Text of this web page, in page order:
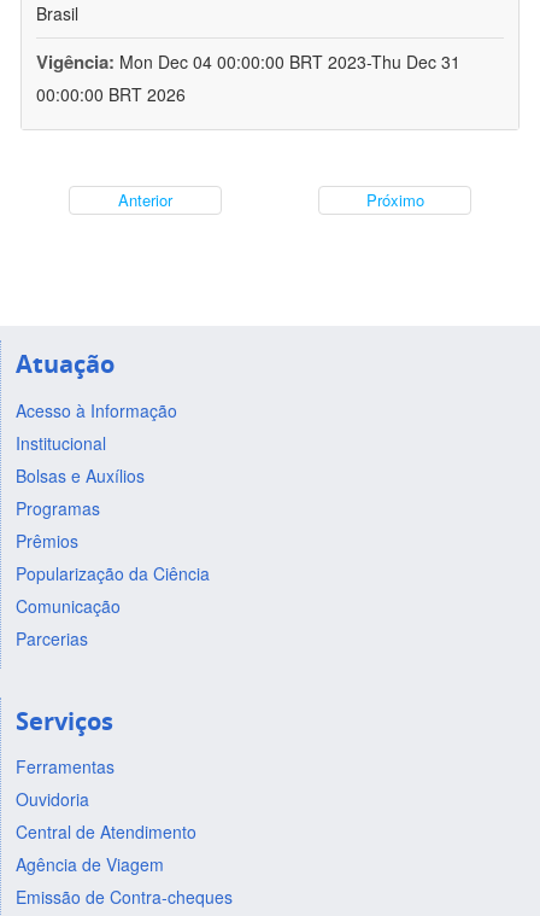
Brasil
Vigência: Mon Dec 04 00:00:00 BRT 2023-Thu Dec 31
00:00:00 BRT 2026
Anterior Próximo
Atuação
Acesso à Informação
Institucional
Bolsas e Auxílios
Programas
Prêmios
Popularização da Ciência
Comunicação
Parcerias
Serviços
Ferramentas
Ouvidoria
Central de Atendimento
Agência de Viagem
Emissão de Contra-cheques